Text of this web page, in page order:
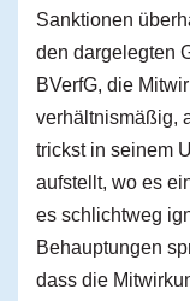
Sanktionen
den dargelegten
BVerfG, die
verhältnismäßig,
trickst in seinem
aufstellt, wo es
es schlichtweg
Behauptungen
dass die